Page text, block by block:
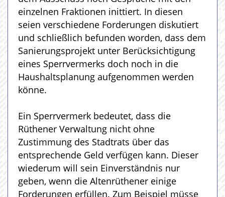
einzelnen Fraktionen inittiert. In diesen
seien verschiedene Forderungen diskutiert
und schließlich befunden worden, dass dem
Sanierungsprojekt unter Berücksichtigung
eines Sperrvermerks doch noch in die
Haushaltsplanung aufgenommen werden
könne.
Ein Sperrvermerk bedeutet, dass die
Rüthener Verwaltung nicht ohne
Zustimmung des Stadtrats über das
entsprechende Geld verfügen kann. Dieser
wiederum will sein Einverständnis nur
geben, wenn die Altenrüthener einige
Forderungen erfüllen. Zum Beispiel müsse